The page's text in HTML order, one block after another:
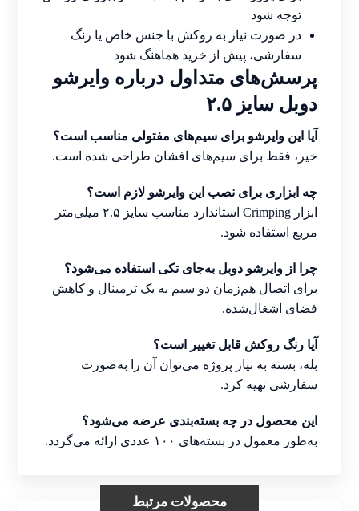
توجه شود
در صورت نیاز به روکش با جنس خاص یا رنگ
سفارشی، پیش از خرید هماهنگ شود
پرسش‌های متداول درباره وایرشو
دوبل سایز ۲.۵
آیا این وایرشو برای سیم‌های مفتولی مناسب است؟
خیر، فقط برای سیم‌های افشان طراحی شده است.
چه ابزاری برای نصب این وایرشو لازم است؟
ابزار Crimping استاندارد مناسب سایز ۲.۵ میلی‌متر
مربع استفاده شود.
چرا از وایرشو دوبل به‌جای تکی استفاده می‌شود؟
برای اتصال هم‌زمان دو سیم به یک ترمینال و کاهش
فضای اشغال‌شده.
آیا رنگ روکش قابل تغییر است؟
بله، بسته به نیاز پروژه می‌توان آن را به‌صورت
سفارشی تهیه کرد.
این محصول در چه بسته‌بندی عرضه می‌شود؟
به‌طور معمول در بسته‌های ۱۰۰ عددی ارائه می‌گردد.
محصولات مرتبط